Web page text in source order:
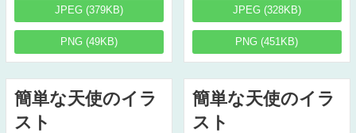
JPEG (379KB)
PNG (49KB)
JPEG (328KB)
PNG (451KB)
簡単な天使のイラ
スト
簡単な天使のイラ
スト